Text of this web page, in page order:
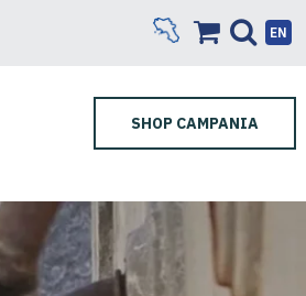
EN
SHOP CAMPANIA